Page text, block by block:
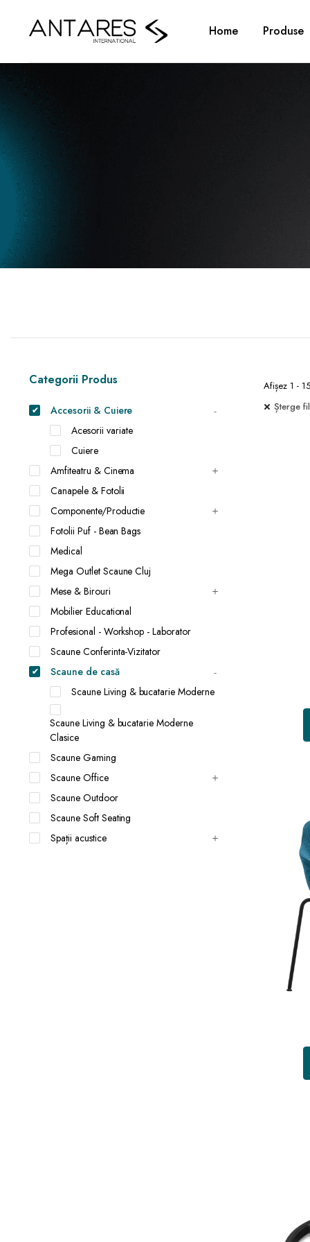
Home Produse
Afișez 1 -
Șterge
Categorii Produs
Accesorii & Cuiere
Acesorii variate
Cuiere
Amfiteatru & Cinema
Canapele & Fotolii
Componente/Productie
Fotolii Puf - Bean Bags
Medical
Mega Outlet Scaune Cluj
Mese & Birouri
Mobilier Educational
Profesional - Workshop - Laborator
Scaune Conferinta-Vizitator
Scaune de casă
Scaune Living & bucatarie Moderne
Scaune Living & bucatarie Moderne
Clasice
Scaune Gaming
Scaune Office
Scaune Outdoor
Scaune Soft Seating
Spații acustice